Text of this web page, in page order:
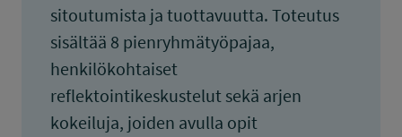
sitoutumista ja tuottavuutta. Toteutus
sisältää 8 pienryhmätyöpajaa,
henkilökohtaiset
reflektointikeskustelut sekä arjen
kokeiluja, joiden avulla opit